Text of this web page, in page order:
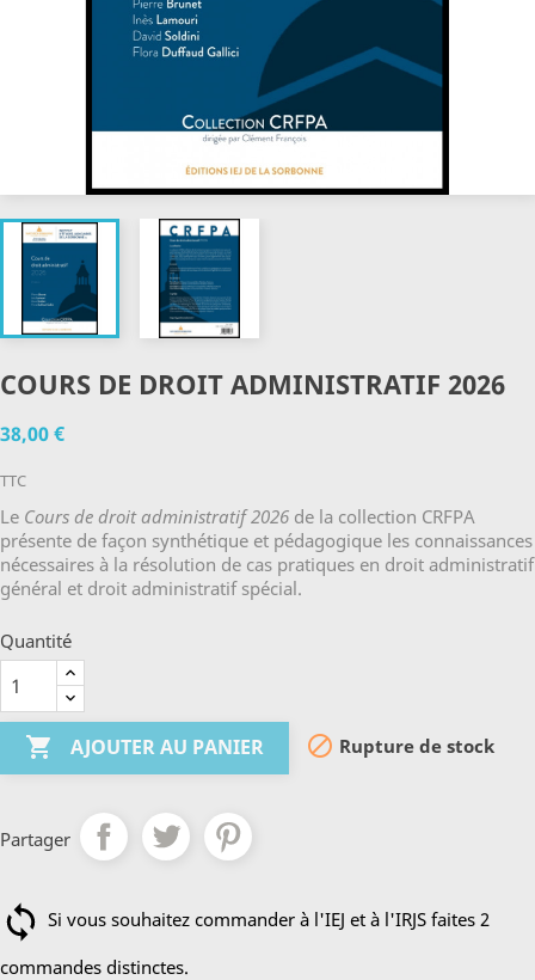
COURS DE DROIT ADMINISTRATIF 2026
38,00 €
TTC
Le Cours de droit administratif 2026 de la collection CRFPA
présente de façon synthétique et pédagogique les connaissances
nécessaires à la résolution de cas pratiques en droit administratif
général et droit administratif spécial.
Quantité
 AJOUTER AU PANIER  Rupture de stock
Partager
Si vous souhaitez commander à l'IEJ et à l'IRJS faites 2
commandes distinctes.